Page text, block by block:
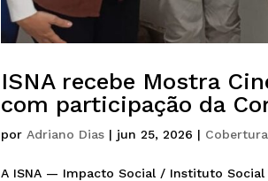
ISNA recebe Mostra
com participação da
por Adriano Dias | jun 25, 2026 | Cobertura
A ISNA — Impacto Social / Instituto